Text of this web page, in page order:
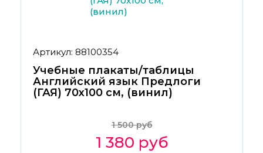
Артикул: 88100354
Учебные плакаты/таблицы
Английский язык Предлоги
(ГАЯ) 70x100 см, (винил)
1 500 руб
1 380 руб